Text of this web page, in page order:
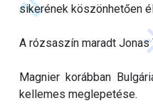
sikerének köszönhetően
A rózsaszín maradt
Magnier korábban
kellemes meglepetése.